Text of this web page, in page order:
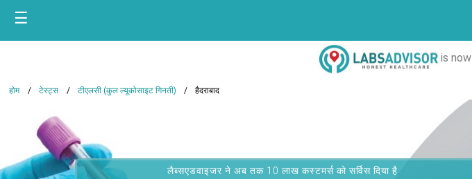
☰
is now
होम टेस्ट्स टीएलसी (कुल ल्यूकोसाइट गिनती) हैदराबाद
लैब्सएडवाइजर ने अब तक 10 लाख कस्टमर्स को सर्विस दिया है